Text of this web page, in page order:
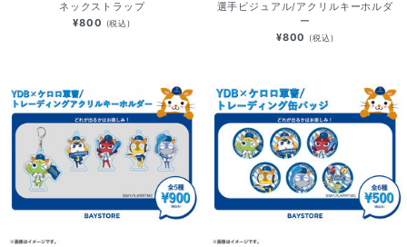
ネックストラップ
¥800 (税込)
選手ビジュアル/アクリルキーホルダ
ー
¥800 (税込)